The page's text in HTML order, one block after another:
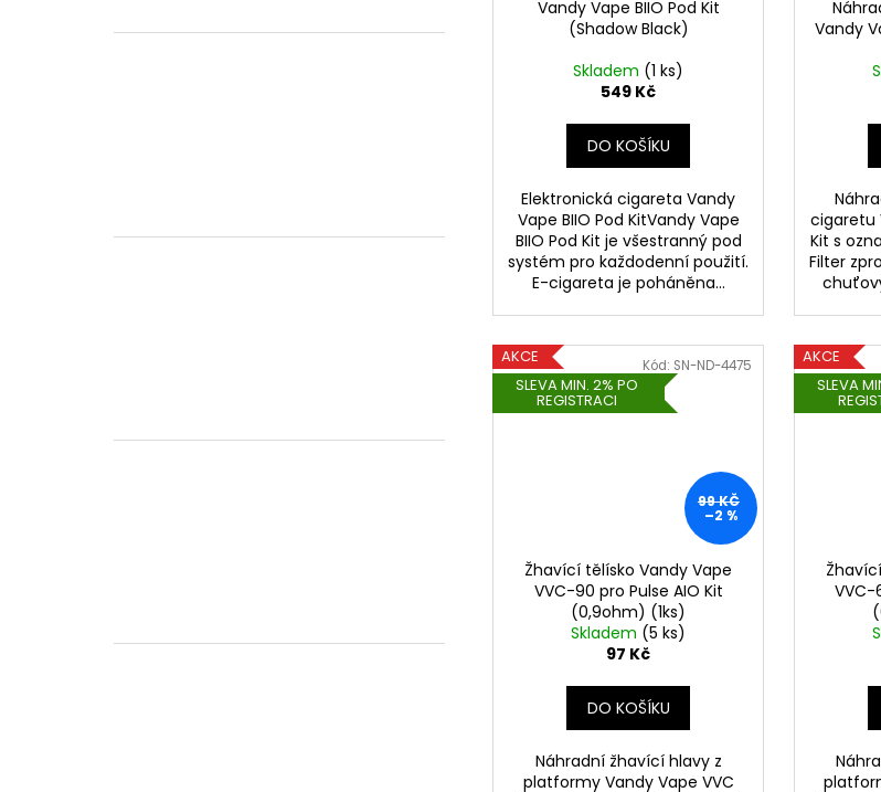
Vandy Vape BIIO Pod Kit
(Shadow Black)
Skladem (1 ks)
549 Kč
DO KOŠÍKU
Elektronická cigareta Vandy
Vape BIIO Pod KitVandy Vape
BIIO Pod Kit je všestranný pod
systém pro každodenní použití.
E-cigareta je poháněna...
Vandy
cigaretu
Kit s
Filter
AKCE
SLEVA MIN. 2% PO
REGISTRACI
99 KČ
–2 %
Žhavící tělísko Vandy Vape
VVC-90 pro Pulse AIO Kit
(0,9ohm) (1ks)
Skladem (5 ks)
97 Kč
DO KOŠÍKU
Náhradní žhavící hlavy z
platformy Vandy Vape VVC
Kód: SN-ND-4475
AKCE
SLEVA
VVC-